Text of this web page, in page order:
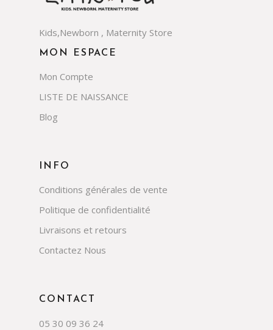
CONTACT
05 30 09 36 24
INFO
Conditions générales de vente
Politique de confidentialité
Livraisons et retours
Contactez Nous
MON ESPACE
Mon Compte
LISTE DE NAISSANCE
Blog
Kids,Newborn , Maternity Store